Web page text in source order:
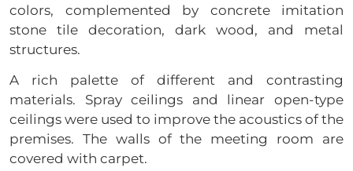
colors, complemented by concrete imitation
stone tile decoration, dark wood, and metal
structures.
A rich palette of different and contrasting
materials. Spray ceilings and linear open-type
ceilings were used to improve the acoustics of the
premises. The walls of the meeting room are
covered with carpet.